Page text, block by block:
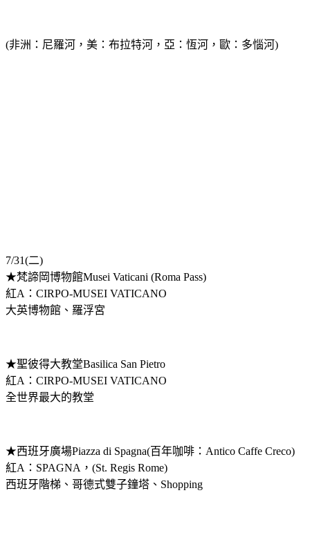
(非洲：尼羅河，美：布拉特河，亞：恆河，歐：多惱河)
7/31(二)
★梵諦岡博物館Musei Vaticani (Roma Pass)
紅A：CIRPO-MUSEI VATICANO
大英博物館、羅浮宮
★聖彼得大教堂Basilica San Pietro
紅A：CIRPO-MUSEI VATICANO
全世界最大的教堂
★西班牙廣場Piazza di Spagna(百年咖啡：Antico Caffe Creco)
紅A：SPAGNA，(St. Regis Rome)
西班牙階梯、哥德式雙子鐘塔、Shopping